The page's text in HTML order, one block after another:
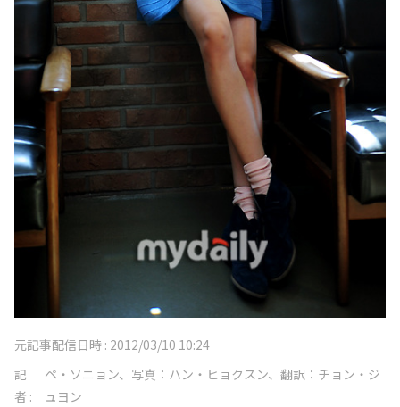
元記事配信日時 : 2012/03/10 10:24
記
者 :
ペ・ソニョン、写真：ハン・ヒョクスン、翻訳：チョン・ジ
ュヨン